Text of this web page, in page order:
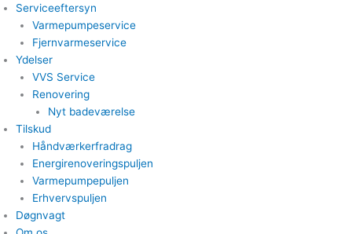
Serviceeftersyn
Varmepumpeservice
Fjernvarmeservice
Ydelser
VVS Service
Renovering
Nyt badeværelse
Tilskud
Håndværkerfradrag
Energirenoveringspuljen
Varmepumpepuljen
Erhvervspuljen
Døgnvagt